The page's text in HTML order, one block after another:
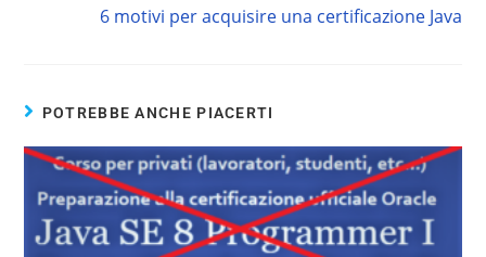
6 motivi per acquisire una certificazione Java
POTREBBE ANCHE PIACERTI